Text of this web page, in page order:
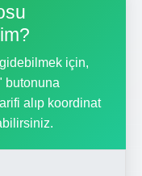
için,
butonuna
alıp koordinat